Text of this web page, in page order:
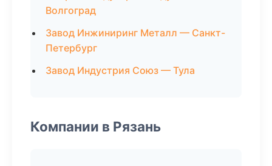
Волгоград
Завод Инжиниринг Металл — Санкт-
Петербург
Завод Индустрия Союз — Тула
Компании в Рязань